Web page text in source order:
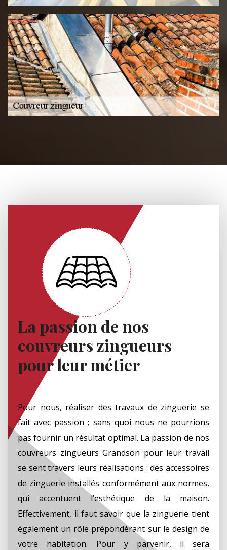
La passion de nos
couvreurs zingueurs
pour leur métier
Pour nous, réaliser des travaux de zinguerie se
fait avec passion ; sans quoi nous ne pourrions
pas fournir un résultat optimal. La passion de nos
couvreurs zingueurs Grandson pour leur travail
se sent travers leurs réalisations : des accessoires
de zinguerie installés conformément aux normes,
qui accentuent l’esthétique de la maison.
Effectivement, il faut savoir que la zinguerie tient
également un rôle prépondérant sur le design de
votre habitation. Pour y parvenir, il sera